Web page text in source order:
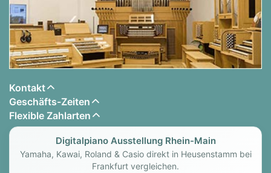
Kontakt
Geschäfts-Zeiten
Flexible Zahlarten
Digitalpiano Ausstellung Rhein-Main
Yamaha, Kawai, Roland & Casio direkt in Heusenstamm bei
Frankfurt vergleichen.